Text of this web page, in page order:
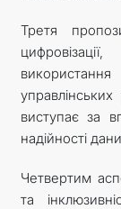
Третя
виступає за
надійності
Четвертим
та